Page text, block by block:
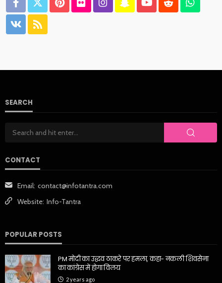
SEARCH
CONTACT
Email: contact@infotantra.com
Website: Info-Tantra
POPULAR POSTS
PM मोदी का उद्धव ठाकरे पर हमला, कहा- नकली शिवसेना
का कांग्रेस में होगा विलय
2 years ago